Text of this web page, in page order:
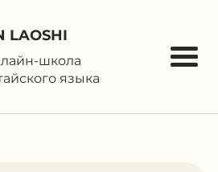
LAOSHI
школа
языка